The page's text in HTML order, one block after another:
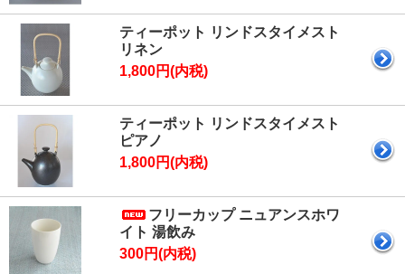
ティーポット リンドスタイメスト
リネン
1,800円(内税)
ティーポット リンドスタイメスト
ピアノ
1,800円(内税)
フリーカップ ニュアンスホワ
イト 湯飲み
300円(内税)